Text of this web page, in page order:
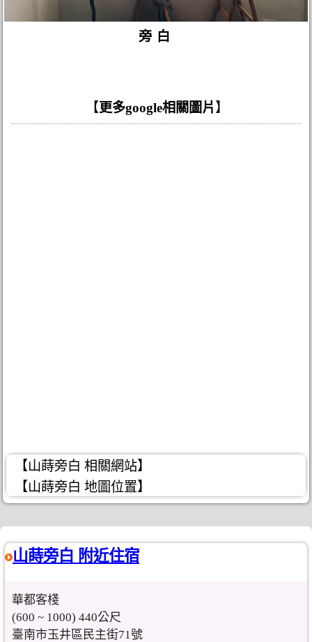
旁白
【更多google相關圖片 】
【山蒔旁白 相關網站】
【山蒔旁白 地圖位置】
山蒔旁白 附近住宿
華都客棧
(600 ~ 1000) 440公尺
臺南市玉井區民主街71號